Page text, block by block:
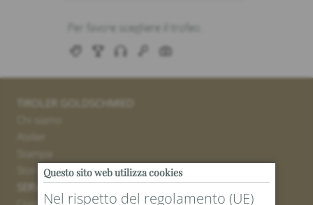
TIROLER GOLDSCHMIED
Stores
SERVICE
Questo sito web utilizza cookies
Nel rispetto del regolamento (UE)